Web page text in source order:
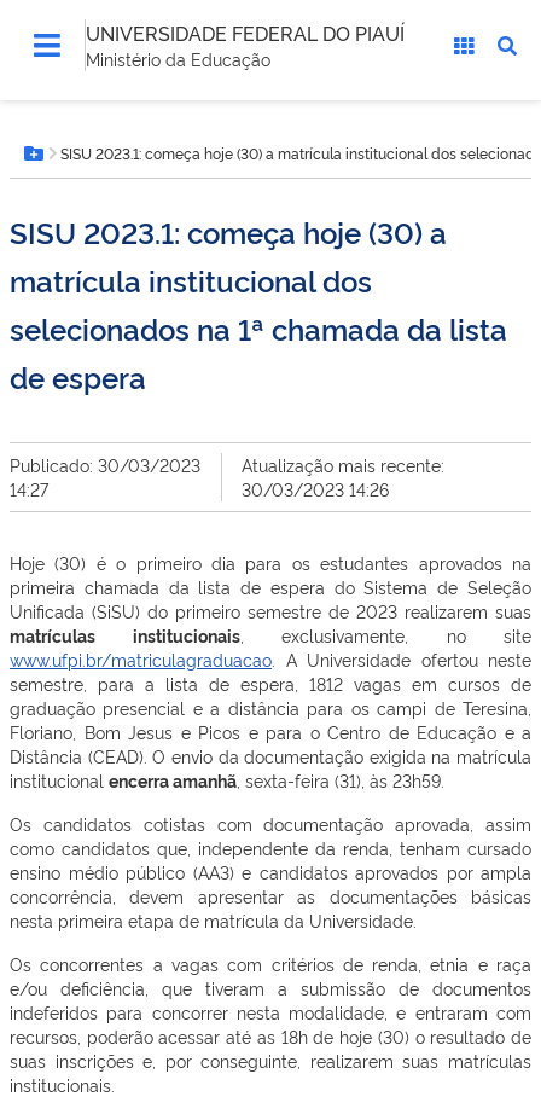
UNIVERSIDADE FEDERAL DO PIAUÍ
Ministério da Educação
está
aqui:Botão Menu
SISU 2023.1: começa hoje (30) a matrícula institucional dos
SISU 2023.1: começa hoje (30) a
matrícula institucional dos
selecionados na 1ª chamada da lista
de espera
Publicado: 30/03/2023
14:27
Atualização mais recente:
30/03/2023 14:26
Hoje (30) é o primeiro dia para os estudantes aprovados na
primeira chamada da lista de espera do Sistema de Seleção
Unificada (SiSU) do primeiro semestre de 2023 realizarem suas
matrículas institucionais, exclusivamente, no site
www.ufpi.br/matriculagraduacao . A Universidade ofertou neste
semestre, para a lista de espera, 1812 vagas em cursos de
graduação presencial e a distância para os campi de Teresina,
Floriano, Bom Jesus e Picos e para o Centro de Educação e a
Distância (CEAD). O envio da documentação exigida na matrícula
institucional encerra amanhã , sexta-feira (31), às 23h59.
Os candidatos cotistas com documentação aprovada, assim
como candidatos que, independente da renda, tenham cursado
ensino médio público (AA3) e candidatos aprovados por ampla
concorrência, devem apresentar as documentações básicas
nesta primeira etapa de matrícula da Universidade.
Os concorrentes a vagas com critérios de renda, etnia e raça
e/ou deficiência, que tiveram a submissão de documentos
indeferidos para concorrer nesta modalidade, e entraram com
recursos, poderão acessar até as 18h de hoje (30) o resultado de
suas inscrições e, por conseguinte, realizarem suas matrículas
institucionais.